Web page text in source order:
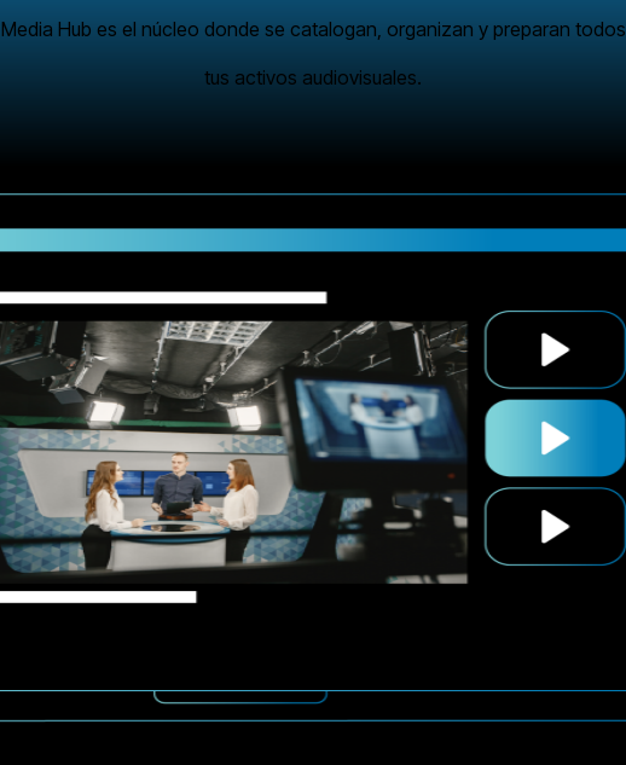
Media Hub es el núcleo donde se catalogan, organizan y preparan todos
tus activos audiovisuales.